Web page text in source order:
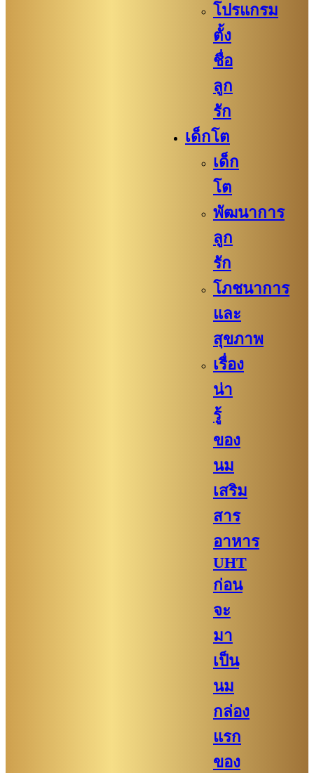
โปรแกรม
ตั้ง
ชื่อ
ลูก
รัก
เด็กโต
เด็ก
โต
พัฒนาการ
ลูก
รัก
โภชนาการ
และ
สุขภาพ
เรื่อง
น่า
รู้
ของ
นม
เสริม
สาร
อาหาร
UHT
ก่อน
จะ
มา
เป็น
นม
กล่อง
แรก
ของ